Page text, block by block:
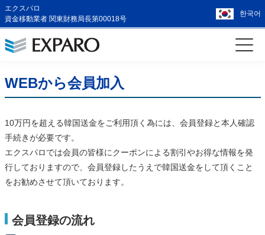
エクスパロ
資金移動業者 関東財務局長第00018号
한국어
WEBから会員加入
10万円を超える韓国送金をご利用頂く為には、会員登録と本人確認
手続きが必要です。
エクスパロでは会員の皆様にクーポンによる割引やお得な情報を発
行しておりますので、会員登録したうえで韓国送金をして頂くこと
をお勧めさせて頂いております。
会員登録の流れ